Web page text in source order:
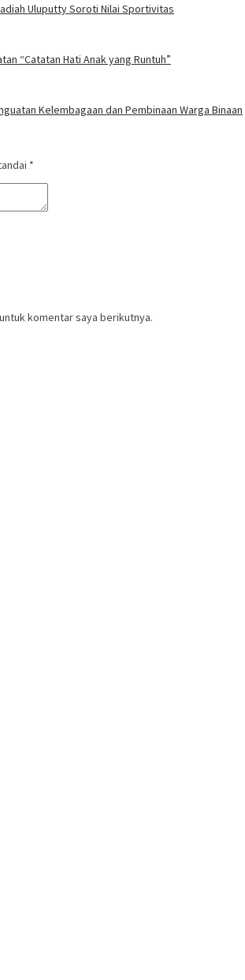
Uluputty Soroti Nilai Sportivitas
“Catatan Hati Anak yang Runtuh”
Kelembagaan dan Pembinaan Warga Binaan
*
komentar saya berikutnya.